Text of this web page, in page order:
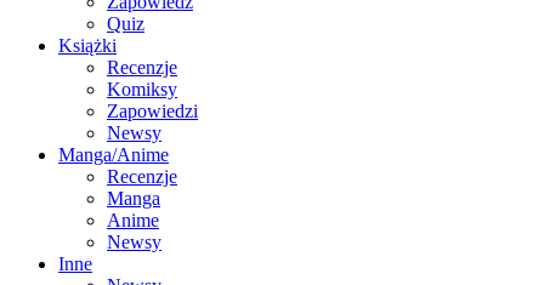
Quiz
Książki
Recenzje
Komiksy
Zapowiedzi
Newsy
Manga/Anime
Recenzje
Manga
Anime
Newsy
Inne